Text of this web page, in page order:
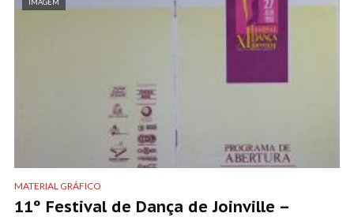
MATERIAL GRÁFICO
11º Festival de Dança de Joinville –